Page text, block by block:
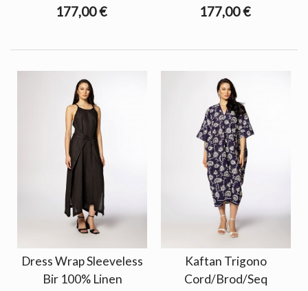
177,00 € 177,00 €
Dress Wrap Sleeveless
Bir 100% Linen
Kaftan Trigono
Cord/Brod/Seq